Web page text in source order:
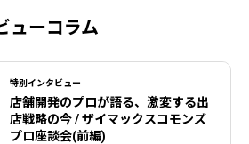
ューコラム
特別インタビュー
店舗開発のプロが語る、激変する出
店戦略の今 / ザイマックスコモンズ
プロ座談会(前編)